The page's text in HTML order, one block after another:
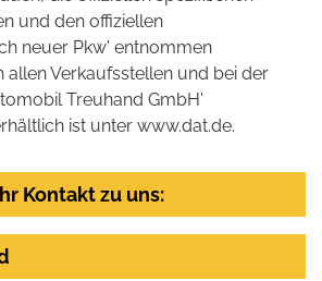
und den offiziellen
neuer Pkw' entnommen
allen Verkaufsstellen und bei der
Treuhand GmbH'
ist unter www.dat.de.
Kontakt zu uns: